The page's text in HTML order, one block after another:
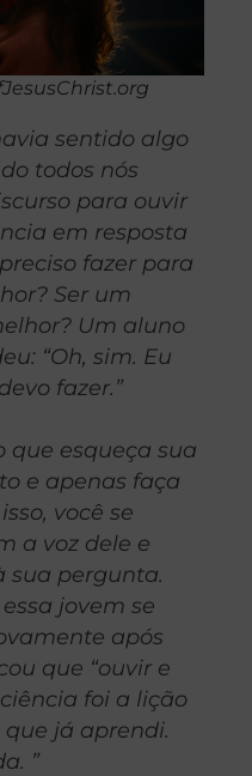
sentido algo
todos nós
para ouvir
em resposta
fazer para
Ser um
Um aluno
“Oh, sim. Eu
fazer.”
que esqueça sua
e apenas faça
você se
a voz dele e
sua pergunta.
jovem se
após
que “ouvir e
foi a lição
já aprendi.
”